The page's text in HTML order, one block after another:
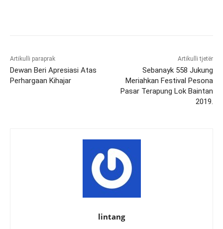
Artikulli paraprak
Dewan Beri Apresiasi Atas
Perhargaan Kihajar
Artikulli tjetër
Sebanayk 558 Jukung
Meriahkan Festival Pesona
Pasar Terapung Lok Baintan
2019.
lintang